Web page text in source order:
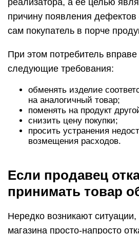
неудобными туфлями или
обувной продукции,
искать другие пути решения
Одним из выходов в
обратиться в органы
в его прямые обязанности
или иного права
поможет – можно написать
суд. Это уже крайняя мера,
следует попытаться уладить
будет плюсом для
случае суд поинтересуется,
использованы досудебные
урегулирования спора.